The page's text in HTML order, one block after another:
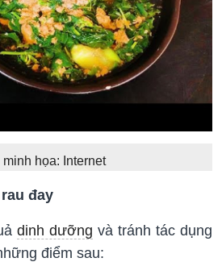
minh họa: Internet
đay
dinh dưỡng và tránh tác dụng
điểm sau: